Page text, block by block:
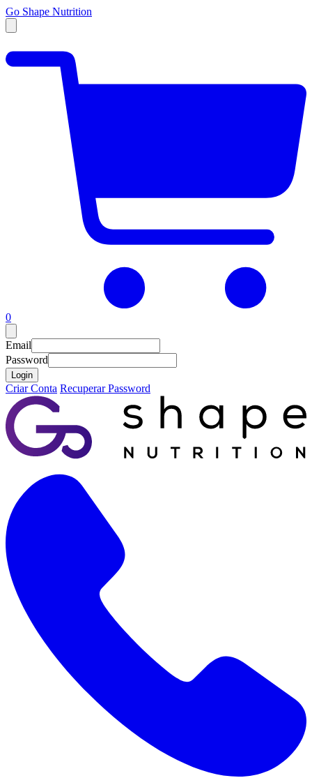
Go Shape Nutrition
0
Email
Password
Login
Criar Conta Recuperar Password